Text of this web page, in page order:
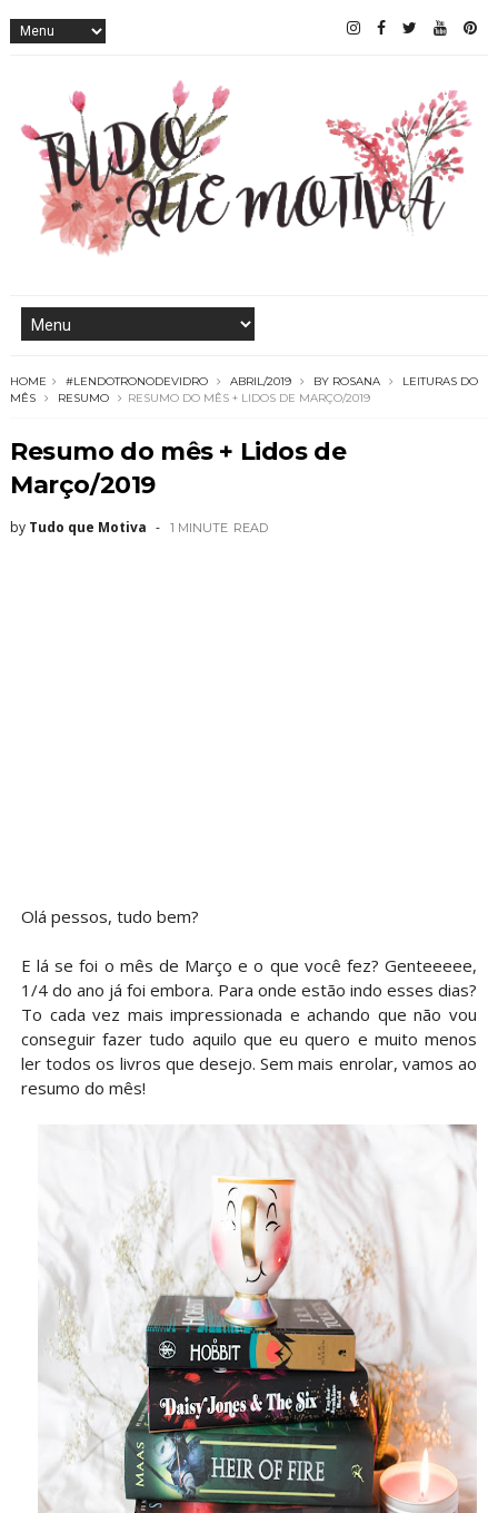
HOME #LENDOTRONODEVIDRO ABRIL/2019 BY ROSANA
LEITURAS DO
MÊS
RESUMO RESUMO DO MÊS + LIDOS DE MARÇO/2019
Resumo do mês + Lidos de
Março/2019
by Tudo que Motiva 1 MINUTE READ
Olá pessos, tudo bem?
E lá se foi o mês de Março e o que você fez? Genteeeee,
1/4 do ano já foi embora. Para onde estão indo esses dias?
To cada vez mais impressionada e achando que não vou
conseguir fazer tudo aquilo que eu quero e muito menos
ler todos os livros que desejo. Sem mais enrolar, vamos ao
resumo do mês!